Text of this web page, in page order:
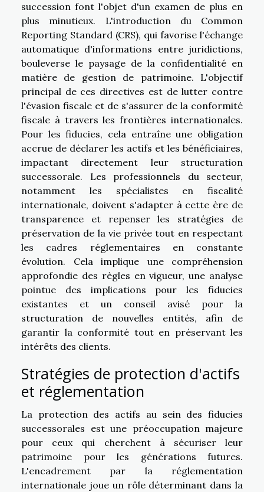
succession font l'objet d'un examen de plus en
plus minutieux. L'introduction du Common
Reporting Standard (CRS), qui favorise l'échange
automatique d'informations entre juridictions,
bouleverse le paysage de la confidentialité en
matière de gestion de patrimoine. L'objectif
principal de ces directives est de lutter contre
l'évasion fiscale et de s'assurer de la conformité
fiscale à travers les frontières internationales.
Pour les fiducies, cela entraîne une obligation
accrue de déclarer les actifs et les bénéficiaires,
impactant directement leur structuration
successorale. Les professionnels du secteur,
notamment les spécialistes en fiscalité
internationale, doivent s'adapter à cette ère de
transparence et repenser les stratégies de
préservation de la vie privée tout en respectant
les cadres réglementaires en constante
évolution. Cela implique une compréhension
approfondie des règles en vigueur, une analyse
pointue des implications pour les fiducies
existantes et un conseil avisé pour la
structuration de nouvelles entités, afin de
garantir la conformité tout en préservant les
intérêts des clients.
Stratégies de protection d'actifs
et réglementation
La protection des actifs au sein des fiducies
successorales est une préoccupation majeure
pour ceux qui cherchent à sécuriser leur
patrimoine pour les générations futures.
L'encadrement par la réglementation
internationale joue un rôle déterminant dans la